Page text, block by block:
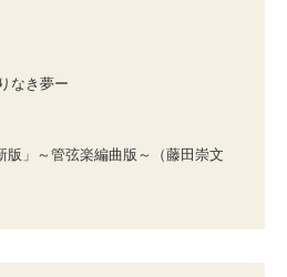
なき夢ー
」～管弦楽編曲版～（藤田崇文